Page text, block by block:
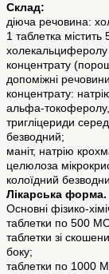
Склад:
діюча речовина:
1 таблетка
холекальциферолу
концентрату
допоміжні
концентрату:
альфа-
тригліцериди
безводний;
маніт, натрію
целюлоза
колоїдний
Лікарська форма.
Основні фізико-
таблетки по 500 МО:
таблетки зі
боку;
таблетки по 1000